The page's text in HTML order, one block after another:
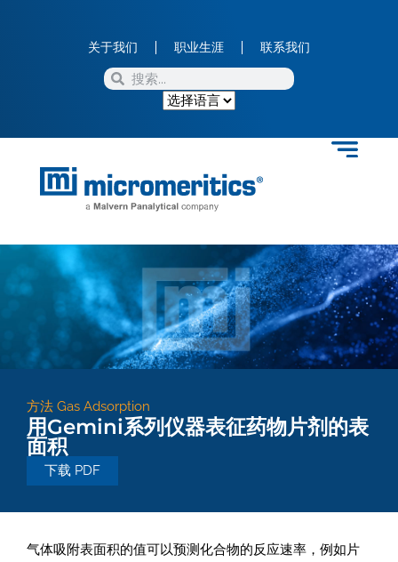
关于我们 职业生涯 联系我们
方法 Gas Adsorption
用Gemini系列仪器表征药物片剂的表
面积
下载 PDF
气体吸附表面积的值可以预测化合物的反应速率，例如片